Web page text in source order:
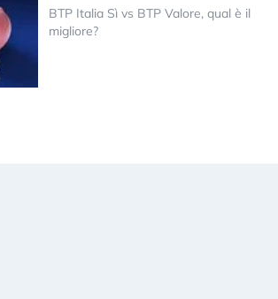
BTP Italia Sì vs BTP Valore, qual è il
migliore?